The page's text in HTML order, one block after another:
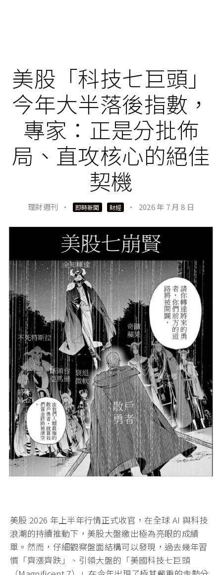
美股「科技七巨頭」
今年大半落後指數，
專家：正是分批佈
局、直攻核心的絕佳
契機
理財週刊 · 即時新聞 財經 · 2026 年 7 月 8 日
美股 2026 年上半年行情正式收官，在全球 AI 與科技
浪潮的持續推動下，美股大盤繳出極為亮眼的成績
單。然而，仔細觀察盤面結構可以發現，過去幾年習
慣「齊漲齊跌」、引領大盤的「美國科技七巨頭